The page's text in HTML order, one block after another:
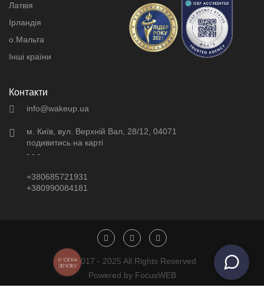
Латвія
Ірландія
о.Мальта
Інші країни
Контакти
info@wakeup.ua
м. Київ, вул. Верхній Вал, 28/12, 04071
подивитись на карті
- - -
+380685721931
+380990084181
© 2017 - 2025 All Rights Reserved
Powered by FocusWEB
КНОПКА
ЗВ'ЯЗКУ